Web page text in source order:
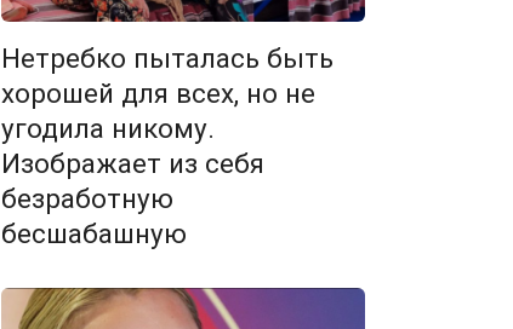
Нетребко пыталась быть
хорошей для всех, но не
угодила никому.
Изображает из себя
безработную
бесшабашную